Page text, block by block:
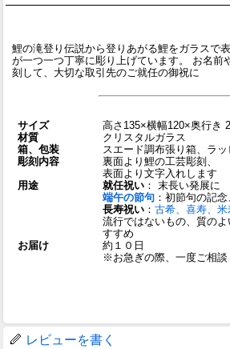
鯉の滝登り伝説から登りあがる鯉をガラスで
が一つ一つ丁寧に彫り上げています。 お名前
刻して、大切な取引先のご就任の御祝に
サイズ
高さ135×横幅120×奥行き
材質
クリスタルガラス
箱、包装
スエード調布張り箱、ラ
彫刻内容
裏面より鯉の工芸彫刻、
表面より文字入れします
用途
就任祝い： 末長い発展に
端午の節句：初節句の記念
長寿祝い： 古希、喜寿、米
流行ではないもの、質の
すすめ
お届け
約１０日
※お急ぎの際、一度ご相談
レビューを書く